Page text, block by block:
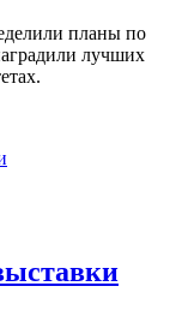
планы по
лучших